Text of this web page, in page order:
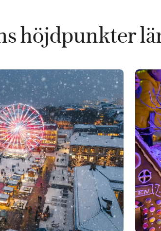
höjdpunkter